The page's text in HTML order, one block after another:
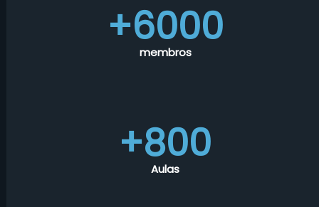
+6000
membros
+800
Aulas